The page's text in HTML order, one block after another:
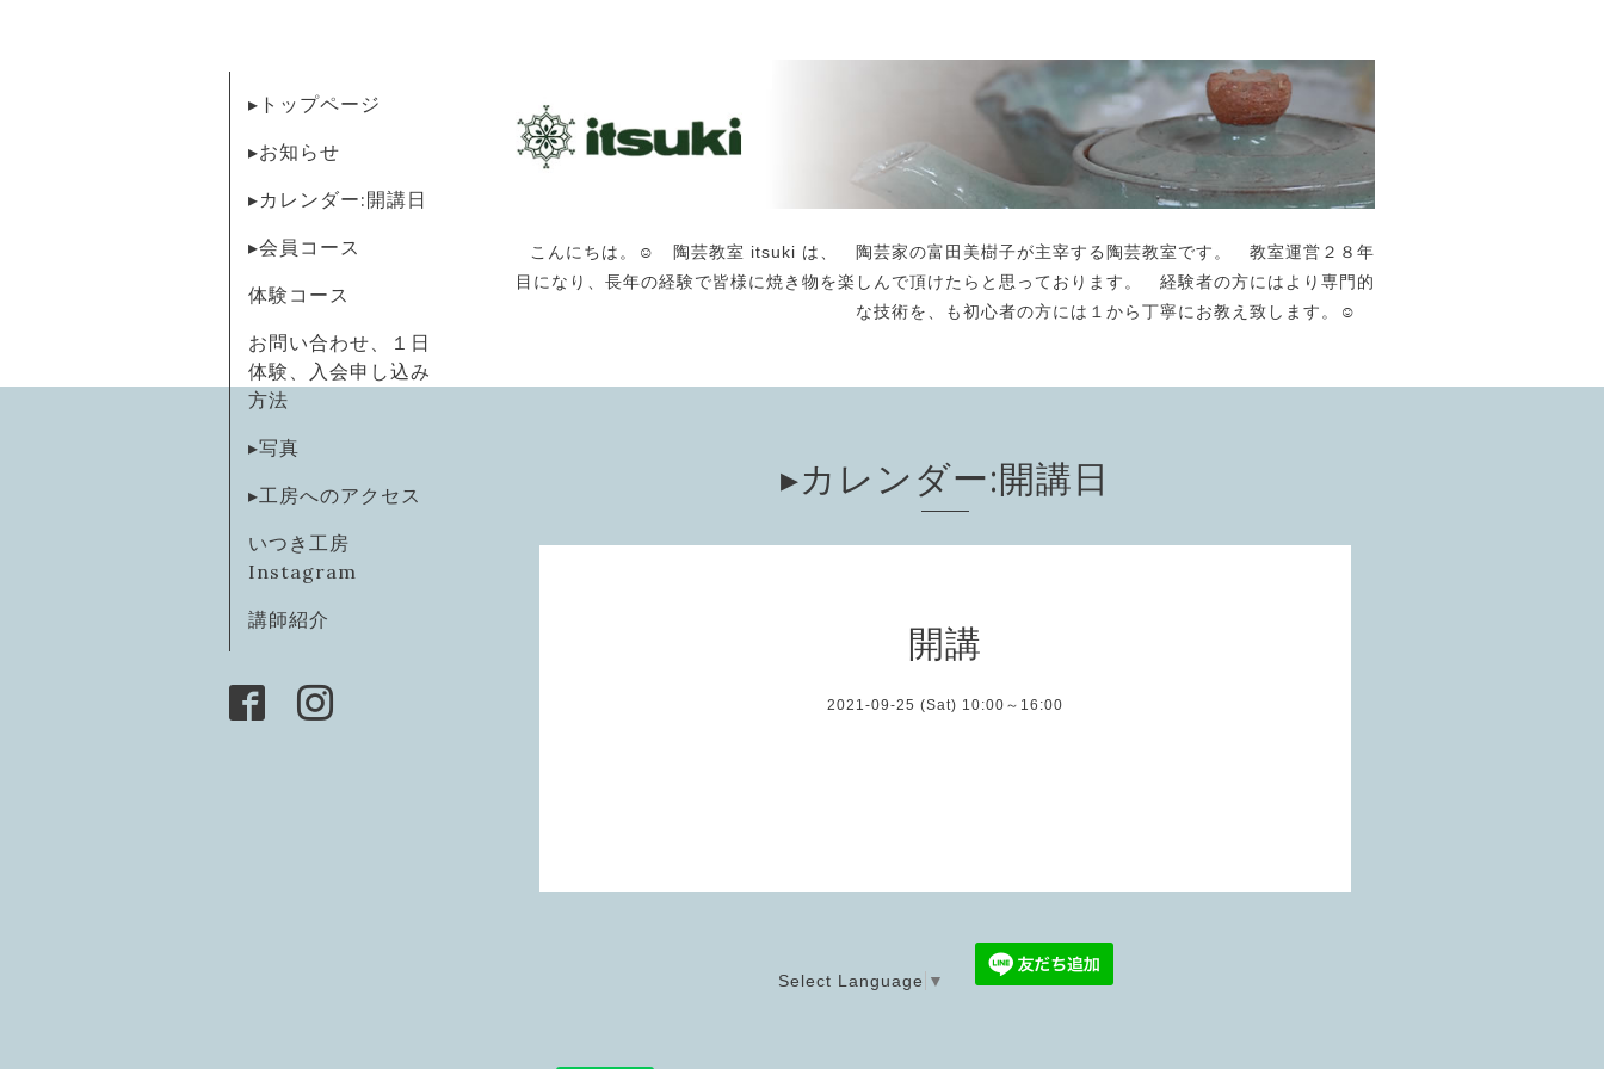
こんにちは。☺️ 陶芸教室 itsuki は、 陶芸家の富田美樹子が主宰する陶芸教室です。 教室運営２８年
目になり、長年の経験で皆様に焼き物を楽しんで頂けたらと思っております。 経験者の方にはより専門的
な技術を、も初心者の方には１から丁寧にお教え致します。☺️
▸トップページ
▸お知らせ
▸カレンダー:開講日
▸会員コース
体験コース
お問い合わせ、１日
体験、入会申し込み
方法
▸写真
▸工房へのアクセス
いつき工房
Instagram
講師紹介
▸カレンダー:開講日
開講
2021-09-25 (Sat) 10:00～16:00
Select Language ▼